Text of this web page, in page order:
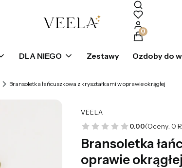
Produkty w
DLA NIEGO Zestawy Ozdoby do
Bransoletka łańcuszkowa z kryształkami w oprawie okrągłej
VEELA
0.00(Oceny: 0
Bransoletka
oprawie